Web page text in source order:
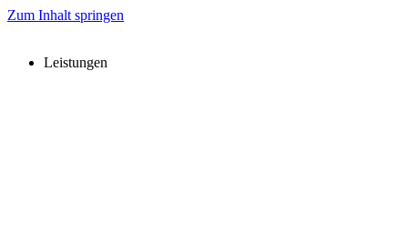
Zum Inhalt springen
Leistungen